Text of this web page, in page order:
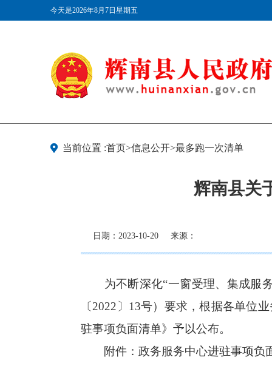
今天是2026年8月7日星期五
当前位置 :首页>信息公开>最多跑一次清单
辉南县关
日期：2023-10-20 来源：
为不断深化“一窗受理、集成服
〔2022〕13号）要求，根据各单位
驻事项负面清单》予以公布。
附件： 政务服务中心进驻事项负